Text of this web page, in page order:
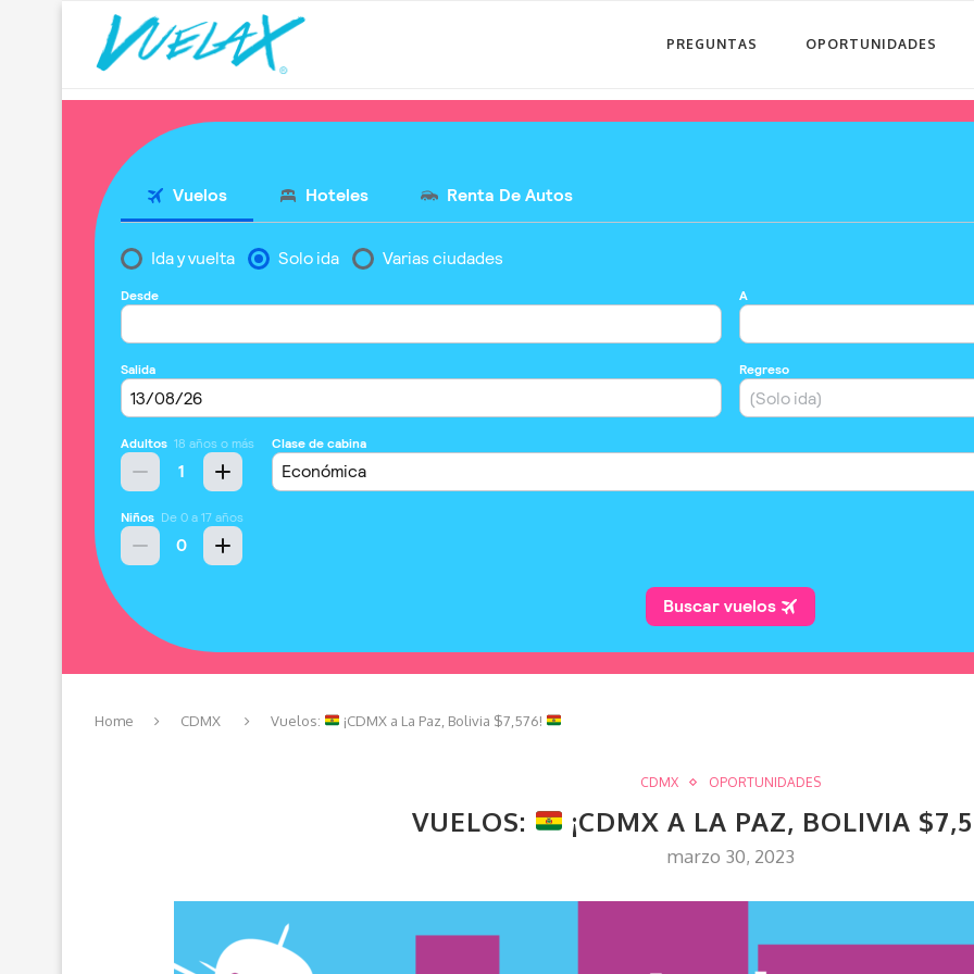
PREGUNTAS OPORTUNIDADES
Home CDMX Vuelos: ¡CDMX a La Paz, Bolivia $7,576!
CDMX OPORTUNIDADES
VUELOS: ¡CDMX A LA PAZ, BOLIVIA
marzo 30, 2023